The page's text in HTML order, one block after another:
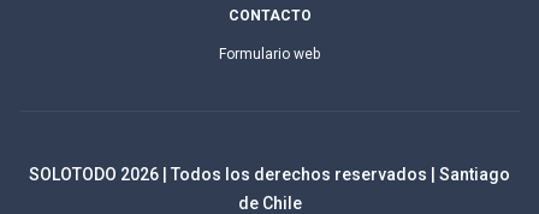
CONTACTO
Formulario web
SOLOTODO 2026 | Todos los derechos reservados | Santiago
de Chile